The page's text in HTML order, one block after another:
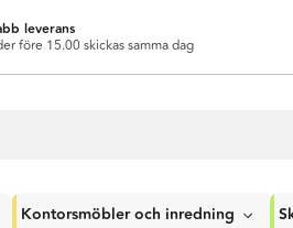
leverans
före 15.00 skickas samma dag
Kontorsmöbler och inredning